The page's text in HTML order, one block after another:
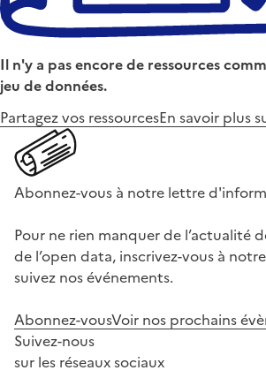
Il n'y a pas encore de ressources
jeu de données.
Partagez vos ressourcesEn savoir plus
Abonnez-vous à notre lettre
Pour ne rien manquer de l’actualité
de l’open data, inscrivez-vous à
suivez nos événements.
Abonnez-vousVoir nos prochains
Suivez-nous
sur les réseaux sociaux